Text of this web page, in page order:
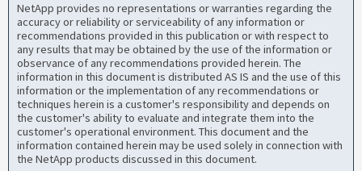
NetApp provides no representations or warranties regarding the
accuracy or reliability or serviceability of any information or
recommendations provided in this publication or with respect to
any results that may be obtained by the use of the information or
observance of any recommendations provided herein. The
information in this document is distributed AS IS and the use of this
information or the implementation of any recommendations or
techniques herein is a customer's responsibility and depends on
the customer's ability to evaluate and integrate them into the
customer's operational environment. This document and the
information contained herein may be used solely in connection with
the NetApp products discussed in this document.